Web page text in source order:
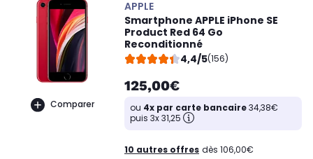
Comparer
APPLE
Smartphone APPLE iPhone SE
Product Red 64 Go
Reconditionné
4,4/5(156)
125,00€
ou 4x par carte bancaire34,38€
puis 3x 31,25
10 autres offres dès 106,00€